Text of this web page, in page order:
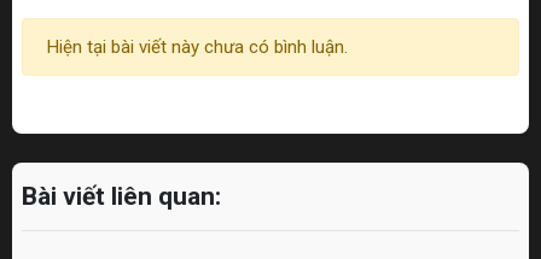
Hiện tại bài viết này chưa có bình luận.
Bài viết liên quan: